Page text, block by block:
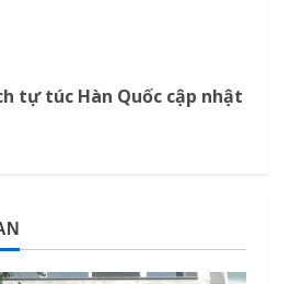
tự túc Hàn Quốc cập nhật